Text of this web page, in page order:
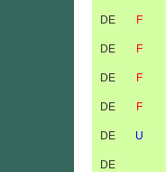
DE F
DE F
DE F
DE F
DE U
DE